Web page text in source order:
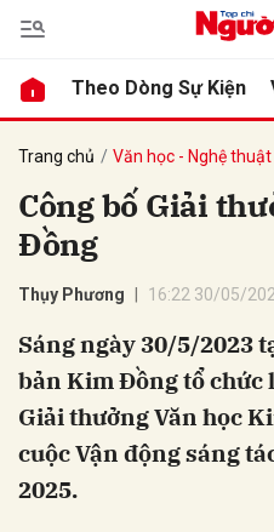
Theo Dòng Sự Kiện
Trang chủ Văn học - Nghệ thuật
Công bố Giải
Đồng
Thụy Phương 16:22 30/05/
Sáng ngày 30/5/2023
bản Kim Đồng tổ chức
Giải thưởng Văn học
cuộc Vận động sáng
2025.
luận